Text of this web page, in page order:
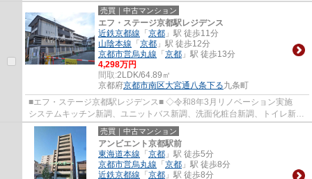
クロス張替・全室フローリング張替・CF張替...
売買｜中古マンション
エフ・ステージ京都駅レジデンス
近鉄京都線 「京都 」駅 徒歩11分
山陰本線 「京都 」駅 徒歩12分
京都市営烏丸線 「京都 」駅 徒歩13分
4,298万円
間取:2LDK/64.89㎡
京都府京都市南区大宮通八条下る九条町
■エフ・ステージ京都駅レジデンス■ ◇令和8年3月リノベーション実施
システムキッチン新調、ユニットバス新調、洗面化粧台新調、トイレ新
調、 クロス張替、フローリング張替、給湯...
売買｜中古マンション
アンビエント京都駅前
東海道本線 「京都 」駅 徒歩5分
京都市営烏丸線 「京都 」駅 徒歩8分
近鉄京都線 「京都 」駅 徒歩8分